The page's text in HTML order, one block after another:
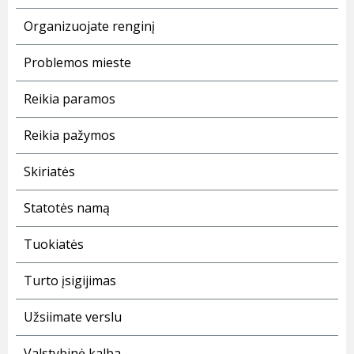
Organizuojate renginį
Problemos mieste
Reikia paramos
Reikia pažymos
Skiriatės
Statotės namą
Tuokiatės
Turto įsigijimas
Užsiimate verslu